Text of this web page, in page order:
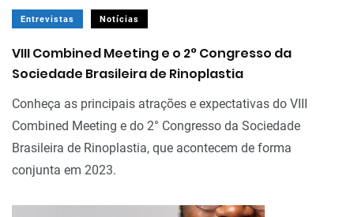
Entrevistas Notícias
VIII Combined Meeting e o 2° Congresso da
Sociedade Brasileira de Rinoplastia
Conheça as principais atrações e expectativas do VIII
Combined Meeting e do 2° Congresso da Sociedade
Brasileira de Rinoplastia, que acontecem de forma
conjunta em 2023.